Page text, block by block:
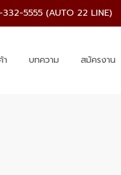
332-5555 (AUTO 22 LINE)
บทความ สมัครงาน